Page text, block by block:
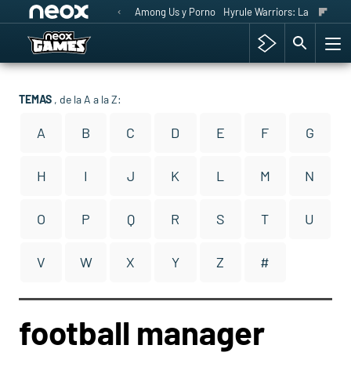
Among Us y Porno Hyrule Warriors: La Era del
TEMAS , de la A a la Z:
A B C D E F G
H I J K L M N
O P Q R S T U
V W X Y Z #
football manager